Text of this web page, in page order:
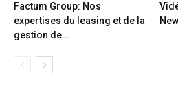
Factum Group: Nos
expertises du leasing et de la
gestion de...